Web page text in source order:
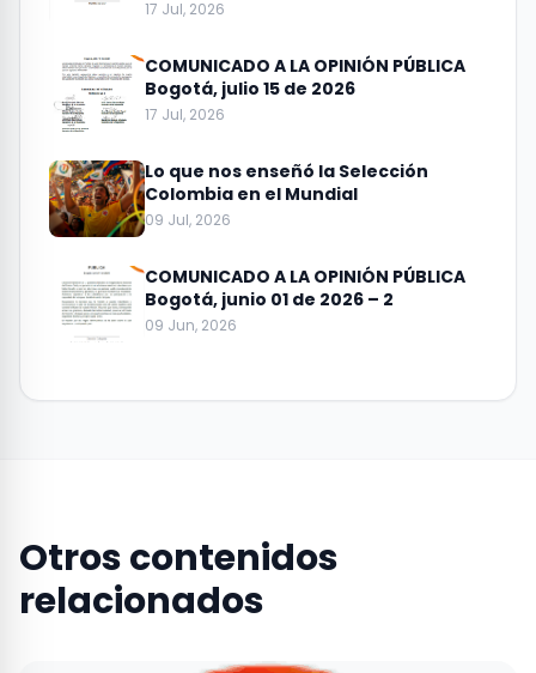
17 Jul, 2026
COMUNICADO A LA OPINIÓN PÚBLICA
Bogotá, julio 15 de 2026
17 Jul, 2026
Lo que nos enseñó la Selección
Colombia en el Mundial
09 Jul, 2026
COMUNICADO A LA OPINIÓN PÚBLICA
Bogotá, junio 01 de 2026 – 2
09 Jun, 2026
Otros contenidos
relacionados